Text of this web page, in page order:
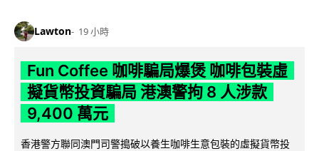
Lawton 19 小時
Fun Coffee 咖啡騙局爆煲 咖啡包裝虛
擬貨幣投資騙局 港澳警拘 8 人涉款
9,400 萬元
香港警方聯同澳門司警搗破以養生咖啡生意包裝的虛擬貨幣投